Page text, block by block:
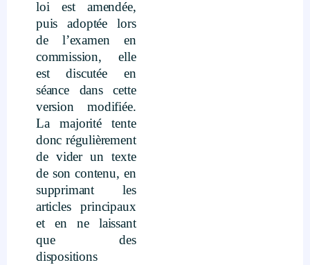
loi est amendée,
puis adoptée lors
de l’examen en
commission, elle
est discutée en
séance dans cette
version modifiée.
La majorité tente
donc régulièrement
de vider un texte
de son contenu, en
supprimant les
articles principaux
et en ne laissant
que des
dispositions